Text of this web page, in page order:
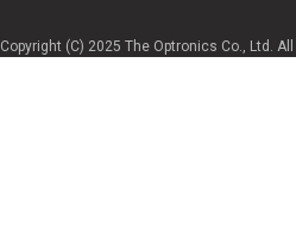
Copyright (C) 2025 The Optronics Co., Ltd.